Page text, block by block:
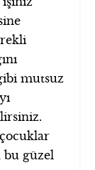
mutsuz
bu güzel